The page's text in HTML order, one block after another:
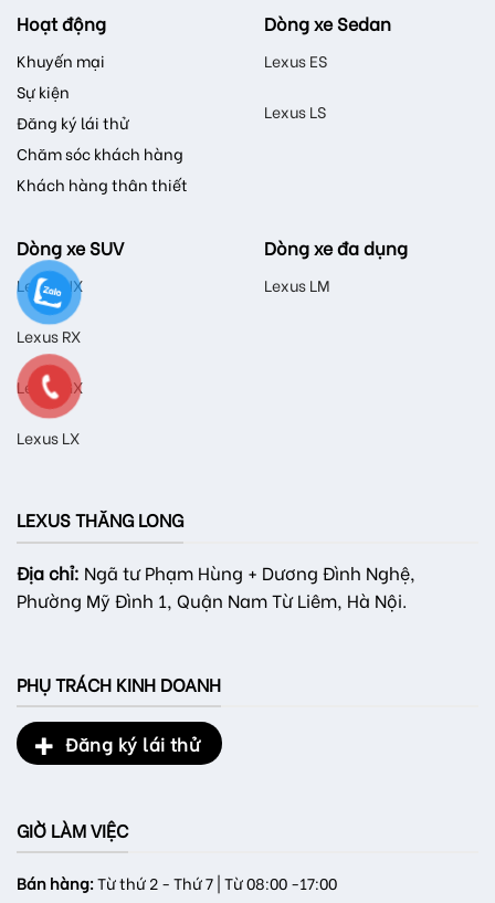
Hoạt động
Khuyến mại
Sự kiện
Đăng ký lái thử
Chăm sóc khách hàng
Khách hàng thân thiết
Dòng xe Sedan
Lexus ES
Lexus LS
Dòng xe SUV
Lexus NX
Lexus RX
Lexus GX
Lexus LX
Dòng xe đa dụng
Lexus LM
LEXUS THĂNG LONG
Địa chỉ: Ngã tư Phạm Hùng + Dương Đình Nghệ,
Phường Mỹ Đình 1, Quận Nam Từ Liêm, Hà Nội.
PHỤ TRÁCH KINH DOANH
Đăng ký lái thử
GIỜ LÀM VIỆC
Bán hàng:Từ thứ 2 - Thứ 7 | Từ 08:00 -17:00